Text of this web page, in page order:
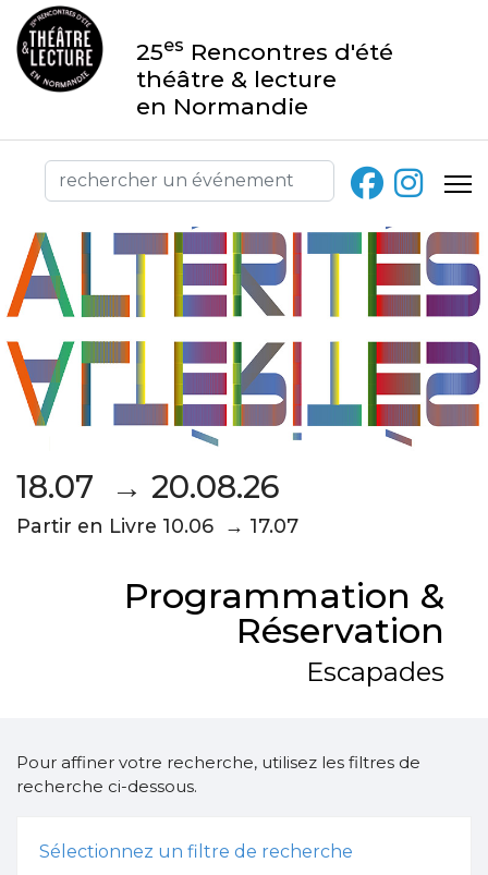
25es Rencontres d'été
théâtre & lecture
en Normandie
18.07 → 20.08.26
Partir en Livre 10.06 → 17.07
Programmation &
Réservation
Escapades
Pour affiner votre recherche, utilisez les filtres de
recherche ci-dessous.
Sélectionnez un filtre de recherche